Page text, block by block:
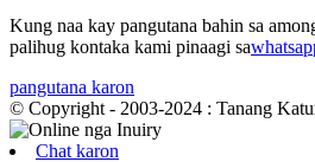
Kung naa kay pangutana bahin sa
palihug kontaka kami pinaagi sa
pangutana karon
© Copyright - 2003-2024 : Tanang
Chat karon